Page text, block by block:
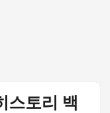
토리 백